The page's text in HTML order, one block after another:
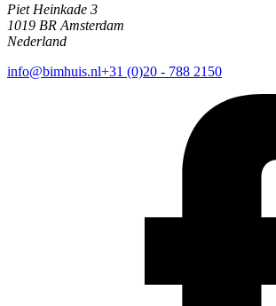
Piet Heinkade 3
1019 BR Amsterdam
Nederland
info@bimhuis.nl+31 (0)20 - 788 2150